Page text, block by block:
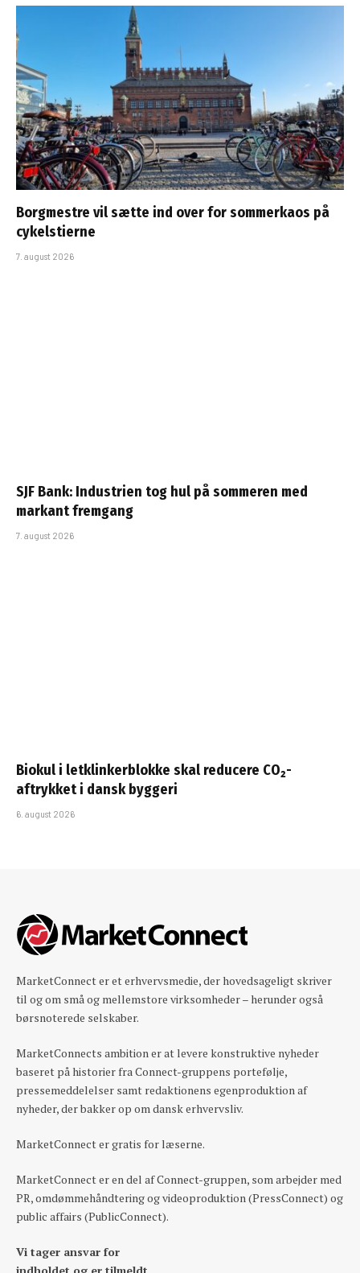
Borgmestre vil sætte ind over for sommerkaos på
cykelstierne
7. august 2026
SJF Bank: Industrien tog hul på sommeren med
markant fremgang
7. august 2026
Biokul i letklinkerblokke skal reducere CO₂-
aftrykket i dansk byggeri
6. august 2026
MarketConnect er et erhvervsmedie, der hovedsageligt skriver
til og om små og mellemstore virksomheder – herunder også
børsnoterede selskaber.
MarketConnects ambition er at levere konstruktive nyheder
baseret på historier fra Connect-gruppens portefølje,
pressemeddelelser samt redaktionens egenproduktion af
nyheder, der bakker op om dansk erhvervsliv.
MarketConnect er gratis for læserne.
MarketConnect er en del af Connect-gruppen, som arbejder med
PR, omdømmehåndtering og videoproduktion (PressConnect) og
public affairs (PublicConnect).
Vi tager ansvar for